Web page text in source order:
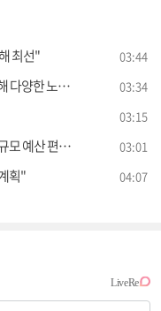
최선" 03:44
양한 노력" 03:34
03:15
예산 편성" 03:01
획" 04:07